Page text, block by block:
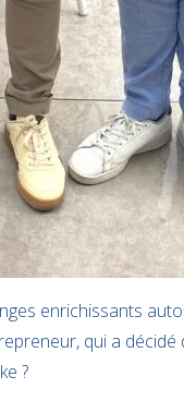
enrichissants
qui a
?